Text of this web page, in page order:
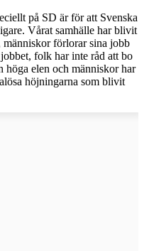
på SD är för att Svenska
Vårat samhälle har blivit
förlorar sina jobb
folk har inte råd att bo
höga elen och människor har
höjningarna som blivit